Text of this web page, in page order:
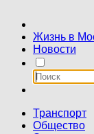
Жизнь в
Новости
Транспорт
Общество